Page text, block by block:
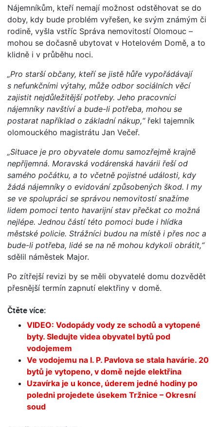
Nájemníkům, kteří nemají možnost odstěhovat se do
doby, kdy bude problém vyřešen, ke svým známým či
rodině, vyšla vstříc Správa nemovitostí Olomouc –
mohou se dočasně ubytovat v Hotelovém Domě, a to
klidně i v průběhu noci.
„Pro starší občany, kteří se jistě hůře vypořádávají
s nefunkčními výtahy, může odbor sociálních věcí
zajistit nejdůležitější potřeby. Jeho pracovníci
nájemníky navštíví a bude-li potřeba, mohou se
postarat například o základní nákup,“řekl tajemník
olomouckého magistrátu Jan Večeř.
„Situace je pro obyvatele domu samozřejmě krajně
nepříjemná. Moravská vodárenská havárii řeší od
samého počátku, a to včetně pojistné události, kdy
žádá nájemníky o evidování způsobených škod. I my
se ve spolupráci se správou nemovitostí snažíme
lidem pomoci tento havarijní stav přečkat co možná
nejlépe. Jednou částí této pomoci bude i hlídka
městské policie. Strážníci budou na místě i přes noc a
bude-li potřeba, lidé se na ně mohou kdykoli obrátit,“
sdělil náměstek Major.
Po zítřejší revizi by se měli obyvatelé domu dozvědět
přesnější termín zapnutí elektřiny v domě.
Čtěte více:
VIDEO: Vodopády vody ze schodů a vytopené
byty. Sledujte videa obyvatel bytů pod
vodojemem
Ve vodojemu na I. P. Pavlova se stala havárie. 20
bytů je vytopeno, v domě nejde elektřina
Uzavírka je u konce, úderem jedné hodiny po
poledni projedete úsekem Tržnice – Okresní
soud